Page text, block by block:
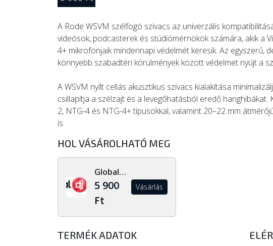
A Rode WSVM szélfogó szivacs az univerzális
videósok, podcasterek és stúdiómérnökök számára, akik a
4+ mikrofonjaik mindennapi védelmét keresik. Az egyszerű,
könnyebb szabadtéri körülmények között védelmet nyújt a
A WSVM nyílt cellás akusztikus szivacs kialakítása
csillapítja a szélzajt és a levegőhatásból eredő
2, NTG-4 és NTG-4+ típusokkal, valamint 20–22 mm
is.
HOL VÁSÁROLHATÓ MEG
Global Dj Shop
5 900
Ft
Vásárlás
TERMÉK ADATOK